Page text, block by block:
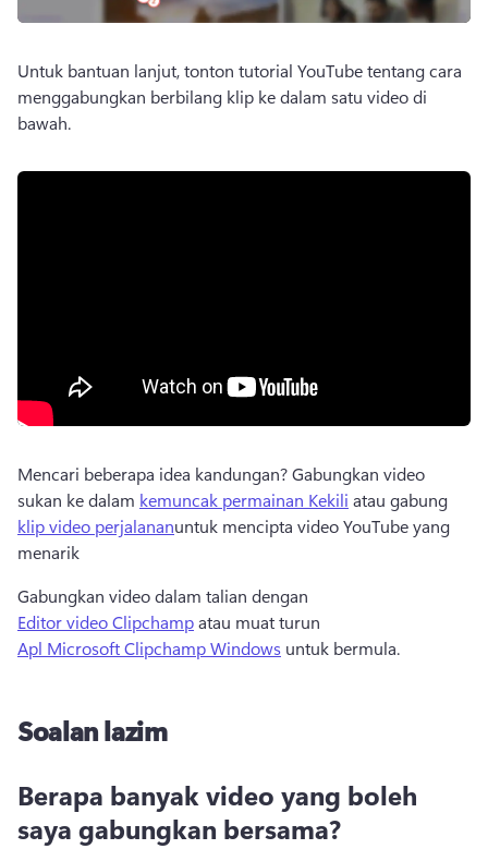
Untuk bantuan lanjut, tonton tutorial YouTube tentang cara
menggabungkan berbilang klip ke dalam satu video di
bawah.
Mencari beberapa idea kandungan? Gabungkan video
sukan ke dalam kemuncak permainan Kekili atau gabung
klip video perjalananuntuk mencipta video YouTube yang
menarik
Gabungkan video dalam talian dengan
Editor video Clipchamp atau muat turun
Apl Microsoft Clipchamp Windows untuk bermula.
Soalan lazim
Berapa banyak video yang boleh
saya gabungkan bersama?